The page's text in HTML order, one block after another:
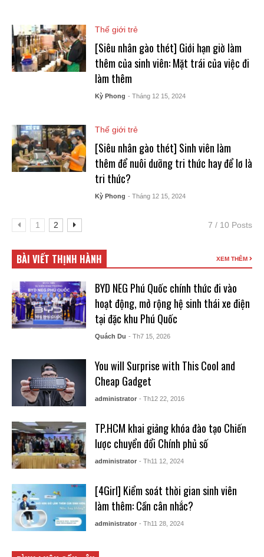
Thế giới trẻ
[Siêu nhân gào thét] Giới hạn giờ làm
thêm của sinh viên: Mặt trái của việc đi
làm thêm
Kỳ Phong - Tháng 12 15, 2024
Thế giới trẻ
[Siêu nhân gào thét] Sinh viên làm
thêm để nuôi dưỡng tri thức hay để lơ là
tri thức?
Kỳ Phong - Tháng 12 15, 2024
1 2 7 / 10 Posts
BÀI VIẾT THỊNH HÀNH XEM THÊM
BYD NEG Phú Quốc chính thức đi vào
hoạt động, mở rộng hệ sinh thái xe điện
tại đặc khu Phú Quốc
Quách Du - Th7 15, 2026
You will Surprise with This Cool and
Cheap Gadget
administrator - Th12 22, 2016
TP.HCM khai giảng khóa đào tạo Chiến
lược chuyển đổi Chính phủ số
administrator - Th11 12, 2024
[4Girl] Kiểm soát thời gian sinh viên
làm thêm: Cần cân nhắc?
administrator - Th11 28, 2024